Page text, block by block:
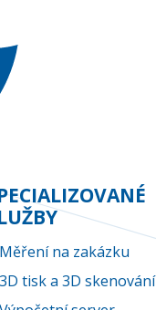
Měření na zakázku
3D tisk a 3D skenování